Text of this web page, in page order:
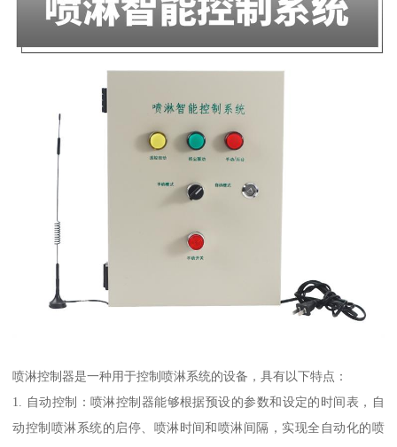
喷淋控制器是一种用于控制喷淋系统的设备，具有以下特点：
1. 自动控制：喷淋控制器能够根据预设的参数和设定的时间表，自
动控制喷淋系统的启停、喷淋时间和喷淋间隔，实现全自动化的喷